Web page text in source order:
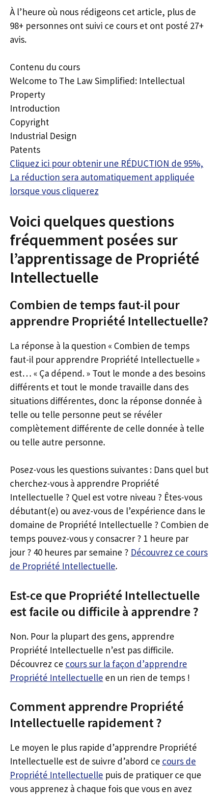
À l’heure où nous rédigeons cet article, plus de
98+ personnes ont suivi ce cours et ont posté 27+
avis.
Contenu du cours
Welcome to The Law Simplified: Intellectual
Property
Introduction
Copyright
Industrial Design
Patents
Cliquez ici pour obtenir une RÉDUCTION de 95%,
La réduction sera automatiquement appliquée
lorsque vous cliquerez
Voici quelques questions
fréquemment posées sur
l’apprentissage de Propriété
Intellectuelle
Combien de temps faut-il pour
apprendre Propriété Intellectuelle?
La réponse à la question « Combien de temps
faut-il pour apprendre Propriété Intellectuelle »
est… « Ça dépend. » Tout le monde a des besoins
différents et tout le monde travaille dans des
situations différentes, donc la réponse donnée à
telle ou telle personne peut se révéler
complètement différente de celle donnée à telle
ou telle autre personne.
Posez-vous les questions suivantes : Dans quel but
cherchez-vous à apprendre Propriété
Intellectuelle ? Quel est votre niveau ? Êtes-vous
débutant(e) ou avez-vous de l’expérience dans le
domaine de Propriété Intellectuelle ? Combien de
temps pouvez-vous y consacrer ? 1 heure par
jour ? 40 heures par semaine ? Découvrez ce cours
de Propriété Intellectuelle.
Est-ce que Propriété Intellectuelle
est facile ou difficile à apprendre ?
Non. Pour la plupart des gens, apprendre
Propriété Intellectuelle n’est pas difficile.
Découvrez ce cours sur la façon d’apprendre
Propriété Intellectuelle en un rien de temps !
Comment apprendre Propriété
Intellectuelle rapidement ?
Le moyen le plus rapide d’apprendre Propriété
Intellectuelle est de suivre d’abord ce cours de
Propriété Intellectuelle puis de pratiquer ce que
vous apprenez à chaque fois que vous en avez